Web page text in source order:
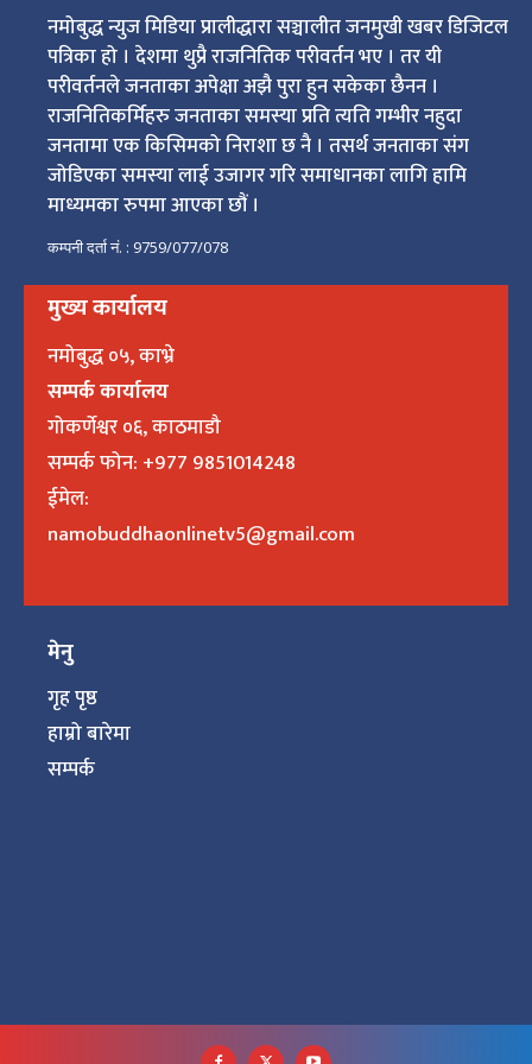
नमोबुद्ध न्युज मिडिया प्रालीद्धारा सञ्चालीत जनमुखी खबर डिजिटल
पत्रिका हो । देशमा थुप्रै राजनितिक परीवर्तन भए । तर यी
परीवर्तनले जनताका अपेक्षा अझै पुरा हुन सकेका छैनन ।
राजनितिकर्मिहरु जनताका समस्या प्रति त्यति गम्भीर नहुदा
जनतामा एक किसिमको निराशा छ नै । तसर्थ जनताका संग
जोडिएका समस्या लाई उजागर गरि समाधानका लागि हामि
माध्यमका रुपमा आएका छौं ।
कम्पनी दर्ता नं. : 9759/077/078
मुख्य कार्यालय
नमोबुद्ध ०५, काभ्रे
सम्पर्क कार्यालय
गोकर्णेश्वर ०६, काठमाडौ
सम्पर्क फोन: +977 9851014248
ईमेल:
namobuddhaonlinetv5@gmail.com
मेनु
गृह पृष्ठ
हाम्रो बारेमा
सम्पर्क